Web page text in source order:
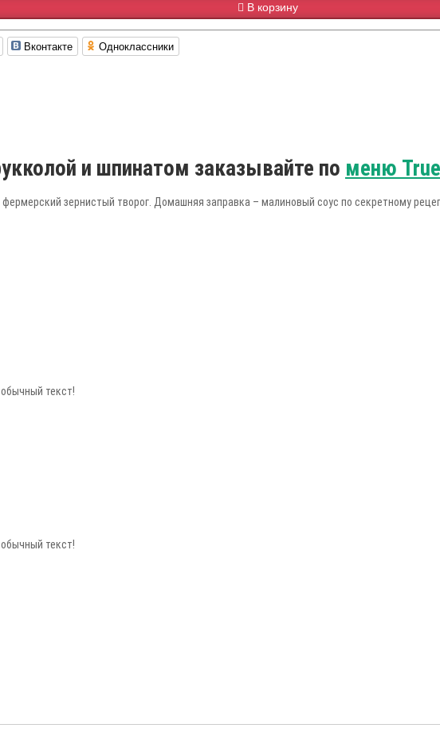
В корзину
Вконтакте Одноклассники
и шпинатом заказывайте по меню
зернистый творог. Домашняя заправка – малиновый соус по секретному
текст!
текст!